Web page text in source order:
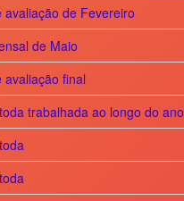
avaliação de Fevereiro
de Maio
avaliação final
trabalhada ao longo do ano